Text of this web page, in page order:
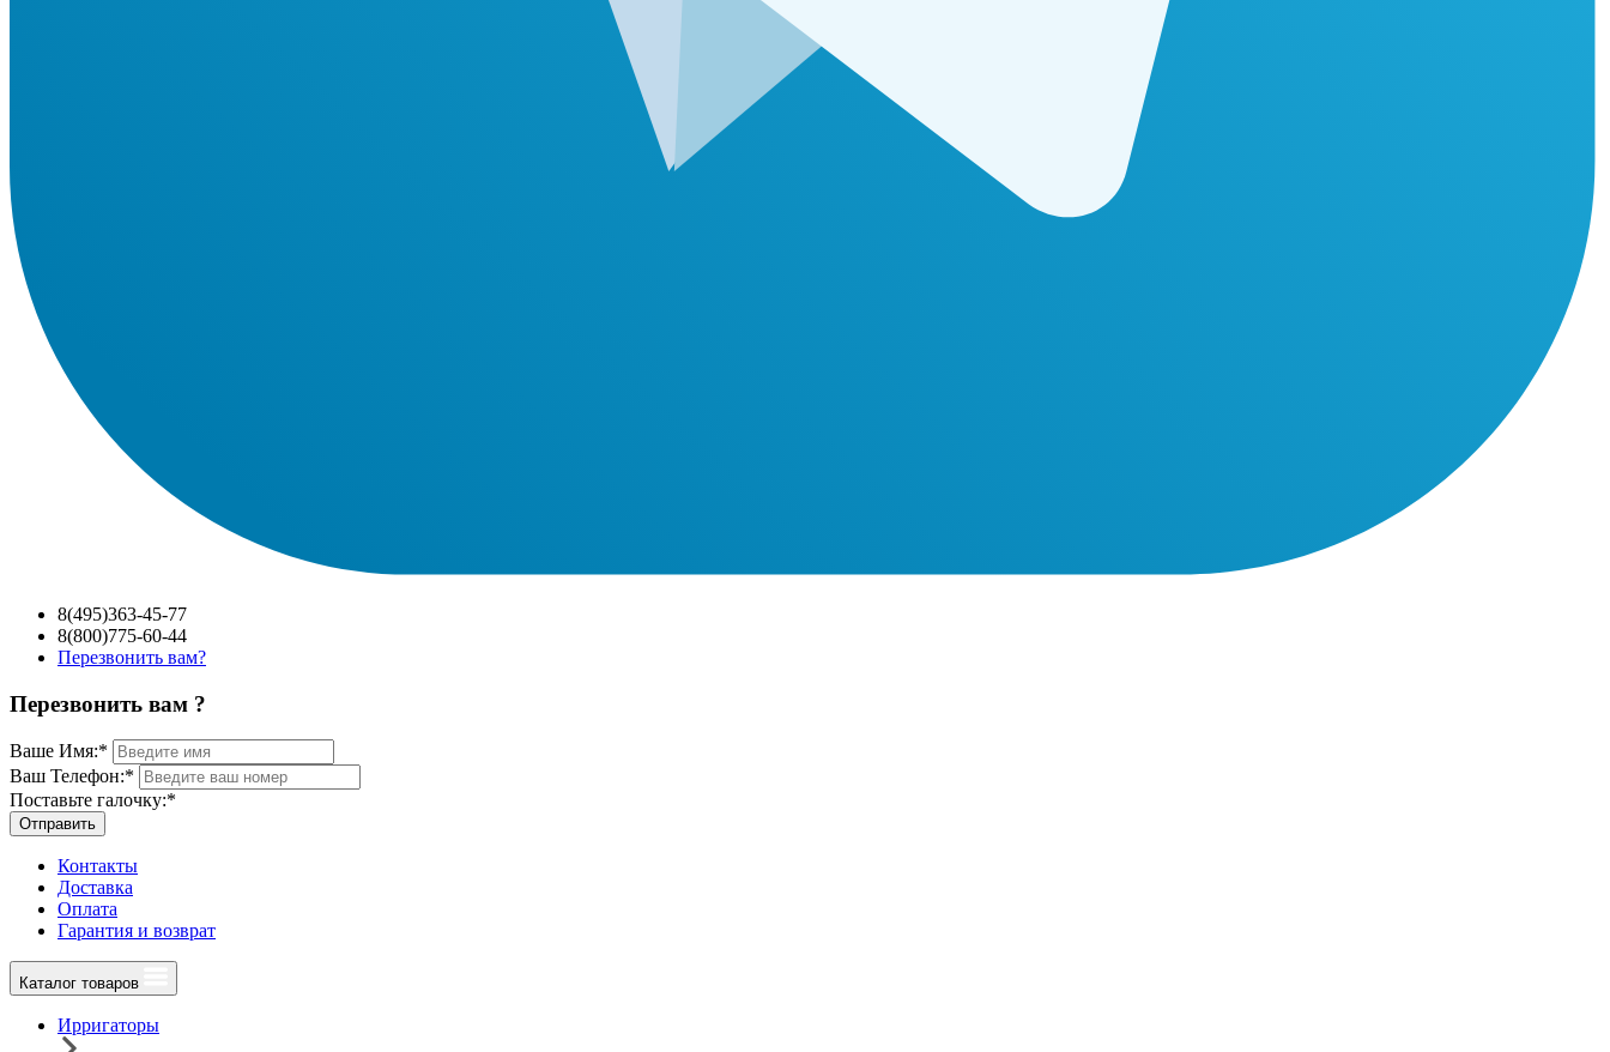
8(495)363-45-77
8(800)775-60-44
Перезвонить вам?
Перезвонить вам ?
Ваше Имя:*
Ваш Телефон:*
Поставьте галочку:*
Отправить
Контакты
Доставка
Оплата
Гарантия и возврат
Каталог товаров
Ирригаторы